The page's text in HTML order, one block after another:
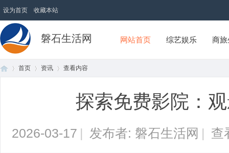
设为首页 收藏本站
磐石生活网 网站首页 综艺娱乐 商
首页 资讯 查看内容
探索免费影院：
2026-03-17 | 发布者: 磐石生活网 | 查